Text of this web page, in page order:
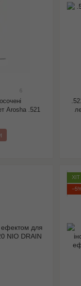
6
Arosha .521
ХІТ